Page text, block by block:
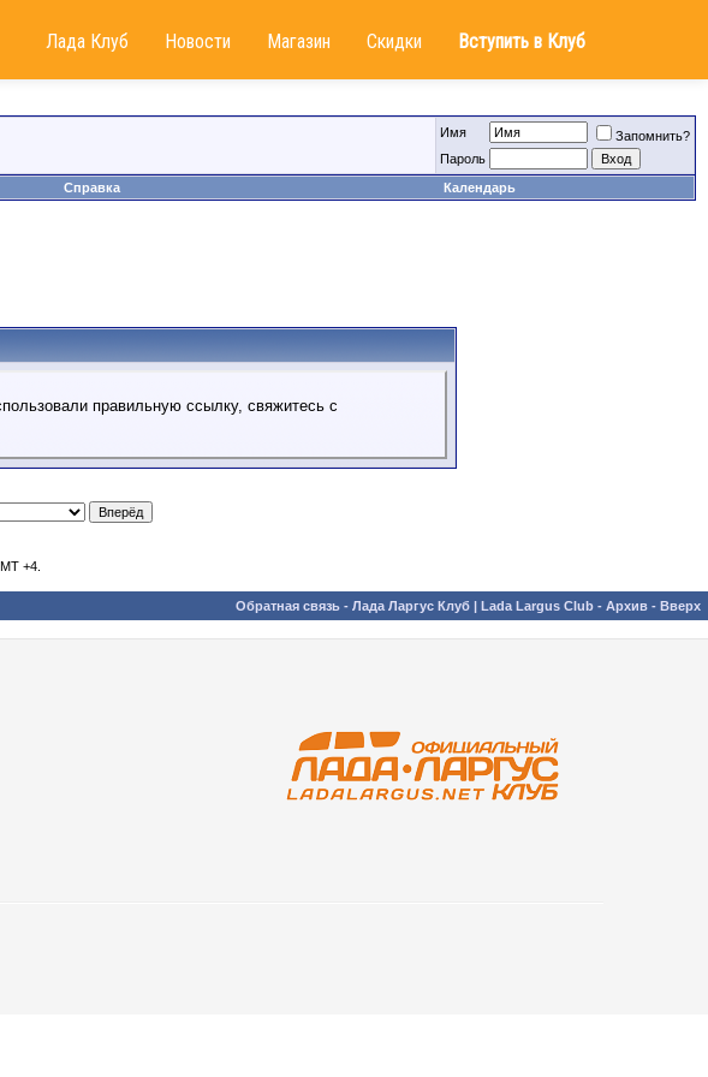
Лада Клуб Новости Магазин Скидки Вступить в Клуб
Имя
Запомнить?
Пароль
Справка Календарь
правильную ссылку, свяжитесь с
+4.
Обратная связь - Лада Ларгус Клуб | Lada Largus Club - Архив - Вверх